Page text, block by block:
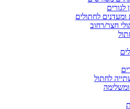
לגורים
ומעדנים לחתולים
חצר/רחוב
לחתול